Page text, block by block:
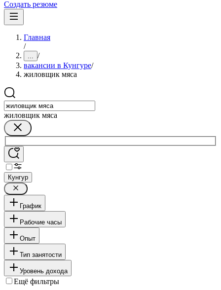
Создать резюме
Главная
/
... /
вакансии в Кунгуре/
жиловщик мяса
жиловщик мяса
Кунгур
График
Рабочие часы
Опыт
Тип занятости
Уровень дохода
Ещё фильтры